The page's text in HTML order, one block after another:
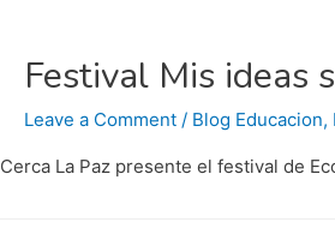
Festival Mis ideas
Leave a Comment / Blog Educacion,
Cerca La Paz presente el festival de